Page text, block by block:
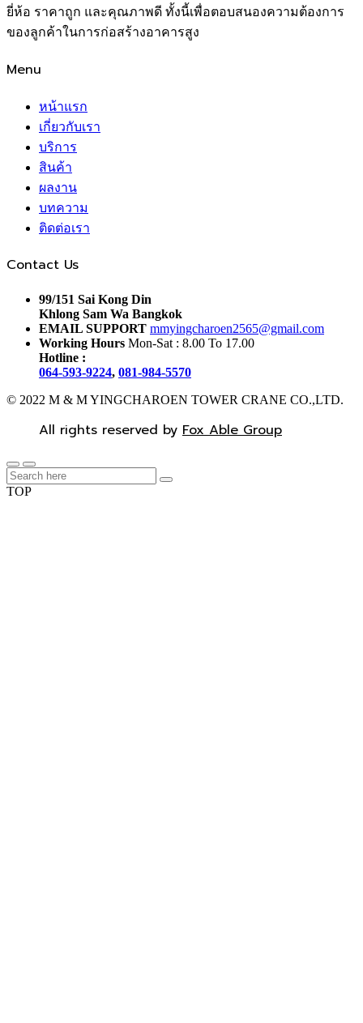
ยี่ห้อ ราคาถูก และคุณภาพดี ทั้งนี้เพื่อตอบสนองความต้องการ
ของลูกค้าในการก่อสร้างอาคารสูง
Menu
หน้าแรก
เกี่ยวกับเรา
บริการ
สินค้า
ผลงาน
บทความ
ติดต่อเรา
Contact Us
99/151 Sai Kong Din
Khlong Sam Wa Bangkok
EMAIL SUPPORT mmyingcharoen2565@gmail.com
Working Hours Mon-Sat : 8.00 To 17.00
Hotline :
064-593-9224, 081-984-5570
© 2022 M & M YINGCHAROEN TOWER CRANE CO.,LTD.
All rights reserved by Fox Able Group
TOP